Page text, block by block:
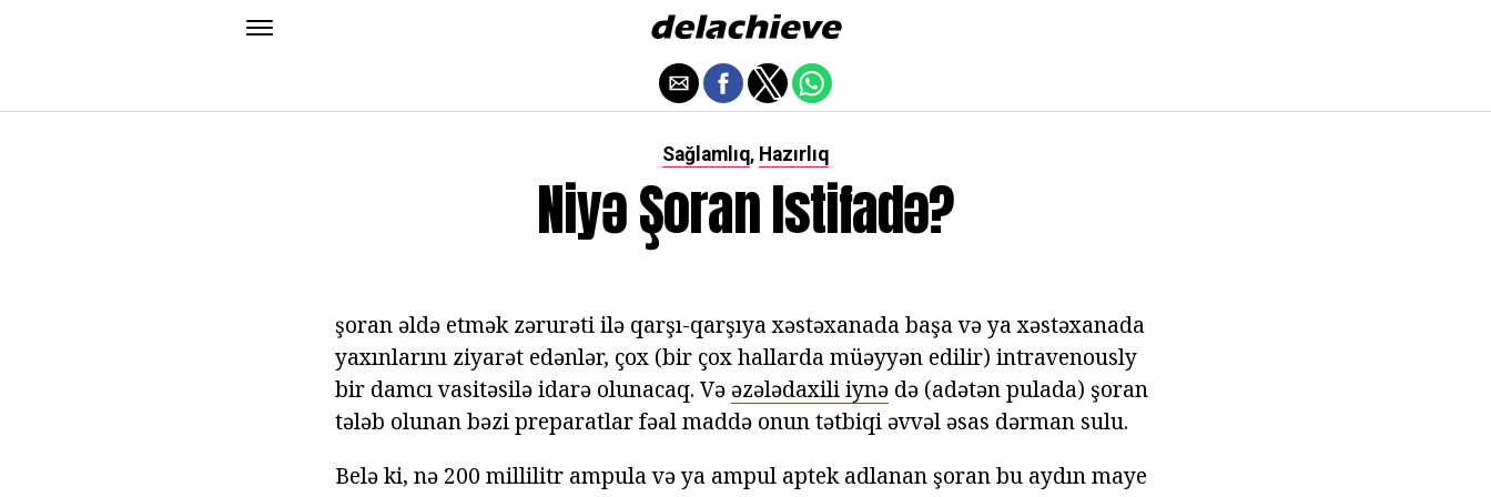
Sağlamlıq, Hazırlıq
Niyə Şoran Istifadə?
şoran əldə etmək zərurəti ilə qarşı-qarşıya xəstəxanada başa və ya xəstəxanada
yaxınlarını ziyarət edənlər, çox (bir çox hallarda müəyyən edilir) intravenously
bir damcı vasitəsilə idarə olunacaq. Və əzələdaxili iynə də (adətən pulada) şoran
tələb olunan bəzi preparatlar fəal maddə onun tətbiqi əvvəl əsas dərman sulu.
Belə ki, nə 200 millilitr ampula və ya ampul aptek adlanan şoran bu aydın maye